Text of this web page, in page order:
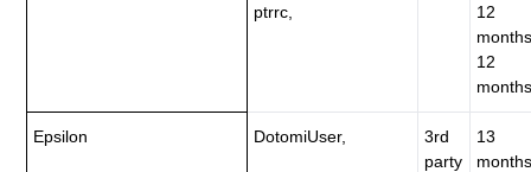
ptrrc,
12
12
Epsilon DotomiUser,
3rd
party
13